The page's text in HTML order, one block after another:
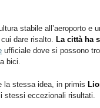
stabile all’aeroporto e
dare risalto. La città ha
ufficiale dove si possono
bici.
la stessa idea, in primis
stessi eccezionali risultati.